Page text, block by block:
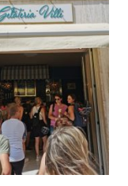
No Caption